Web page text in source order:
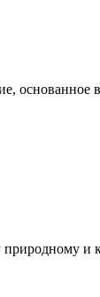
основанное
и